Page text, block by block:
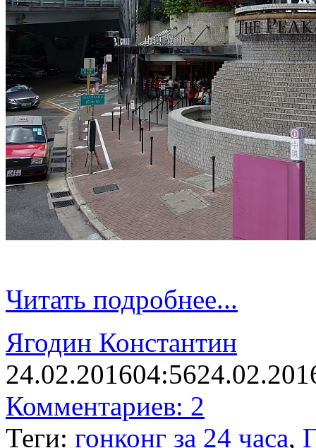
Читать подробнее...
Ягодин Константин
24.02.201604:56
Комментариев: 2
Теги: гонконг за 24 часа,